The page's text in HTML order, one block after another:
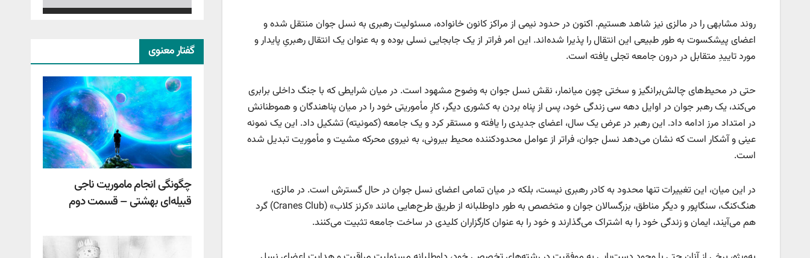
روند مشابهی را در مالزی نیز شاهد هستیم. اکنون در حدود نیمی از مراکز کانون‌ خانواده، مسئولیت رهبری به نسل جوان منتقل شده و
اعضای پیشکسوت به طور طبیعی این انتقال را پذیرا شده‌اند. این امر فراتر از یک جابجایی نسلی بوده و به عنوان یک انتقال رهبریِ پایدار و
مورد تاییدِ متقابل در درون جامعه تجلی یافته است.
حتی در محیط‌های چالش‌برانگیز و سختی چون میانمار، نقش نسل جوان به وضوح مشهود است. در میان شرایطی که با جنگ داخلی برابری
می‌کند، یک رهبر جوان در اوایل دهه سی زندگی خود، پس از پناه بردن به کشوری دیگر، کارِ مأموریتی خود را در میان پناهندگان و هموطنانش
در امتداد مرز ادامه داد. این رهبر در عرض یک سال، اعضای جدیدی را یافته و مستقر کرد و یک جامعه (کمونیته) تشکیل داد. این یک نمونه
عینی و آشکار است که نشان می‌دهد نسل جوان، فراتر از عوامل محدودکننده محیط بیرونی، به نیروی محرکه مشیت و مأموریت تبدیل شده
است.
در این میان، این تغییرات تنها محدود به کادر رهبری نیست، بلکه در میان تمامی اعضای نسل جوان در حال گسترش است. در مالزی،
هنگ‌کنگ، سنگاپور و دیگر مناطق، بزرگسالان جوان و متخصص به طور داوطلبانه از طریق طرح‌هایی مانند «کرنز کلاب» (Cranes Club) گرد
هم می‌آیند، ایمان و زندگی خود را به اشتراک می‌گذارند و خود را به عنوان کارگزاران کلیدی در ساخت جامعه تثبیت می‌کنند.
گفتار معنوی
چگونگی انجام ماموریت ناجی
قبیله‌ای بهشتی – قسمت دوم